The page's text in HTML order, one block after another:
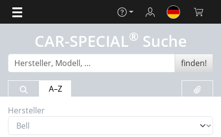
Hilfe Login
CAR-SPECIAL® Suche
finden!
Suchergebnis
A–Z
Hersteller